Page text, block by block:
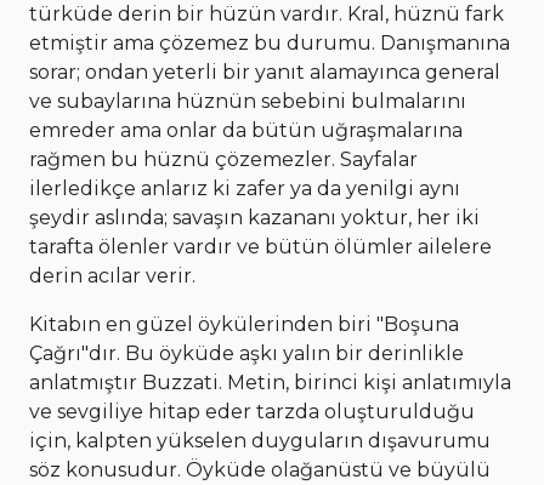
türküde derin bir hüzün vardır. Kral, hüznü fark
etmiştir ama çözemez bu durumu. Danışmanına
sorar; ondan yeterli bir yanıt alamayınca general
ve subaylarına hüznün sebebini bulmalarını
emreder ama onlar da bütün uğraşmalarına
rağmen bu hüznü çözemezler. Sayfalar
ilerledikçe anlarız ki zafer ya da yenilgi aynı
şeydir aslında; savaşın kazananı yoktur, her iki
tarafta ölenler vardır ve bütün ölümler ailelere
derin acılar verir.
Kitabın en güzel öykülerinden biri "Boşuna
Çağrı"dır. Bu öyküde aşkı yalın bir derinlikle
anlatmıştır Buzzati. Metin, birinci kişi anlatımıyla
ve sevgiliye hitap eder tarzda oluşturulduğu
için, kalpten yükselen duyguların dışavurumu
söz konusudur. Öyküde olağanüstü ve büyülü